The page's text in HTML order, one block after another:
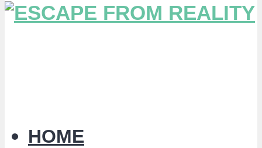
HOME